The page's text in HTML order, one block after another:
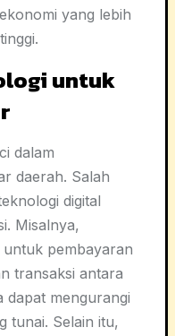
yang lebih
untuk
dalam
daerah. Salah
digital
Misalnya,
pembayaran
transaksi antara
dapat mengurangi
tunai. Selain itu,